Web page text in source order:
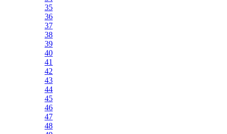
35
36
37
38
39
40
41
42
43
44
45
46
47
48